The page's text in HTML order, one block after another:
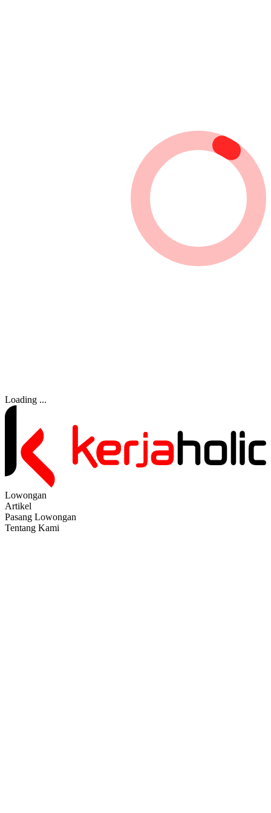
Loading ...
Lowongan
Artikel
Pasang Lowongan
Tentang Kami